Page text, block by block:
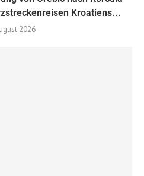
Kroatiens...
2026